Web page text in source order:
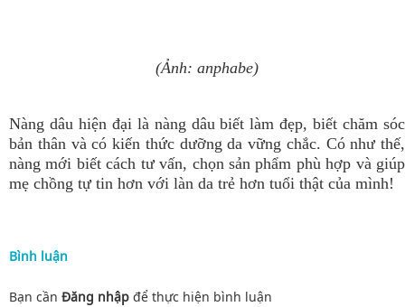
(Ảnh: anphabe)
Nàng dâu hiện đại là nàng dâu biết làm đẹp, biết chăm sóc
bản thân và có kiến thức dưỡng da vững chắc. Có như thế,
nàng mới biết cách tư vấn, chọn sản phẩm phù hợp và giúp
mẹ chồng tự tin hơn với làn da trẻ hơn tuổi thật của mình!
Bình luận
Bạn cần Đăng nhập để thực hiện bình luận